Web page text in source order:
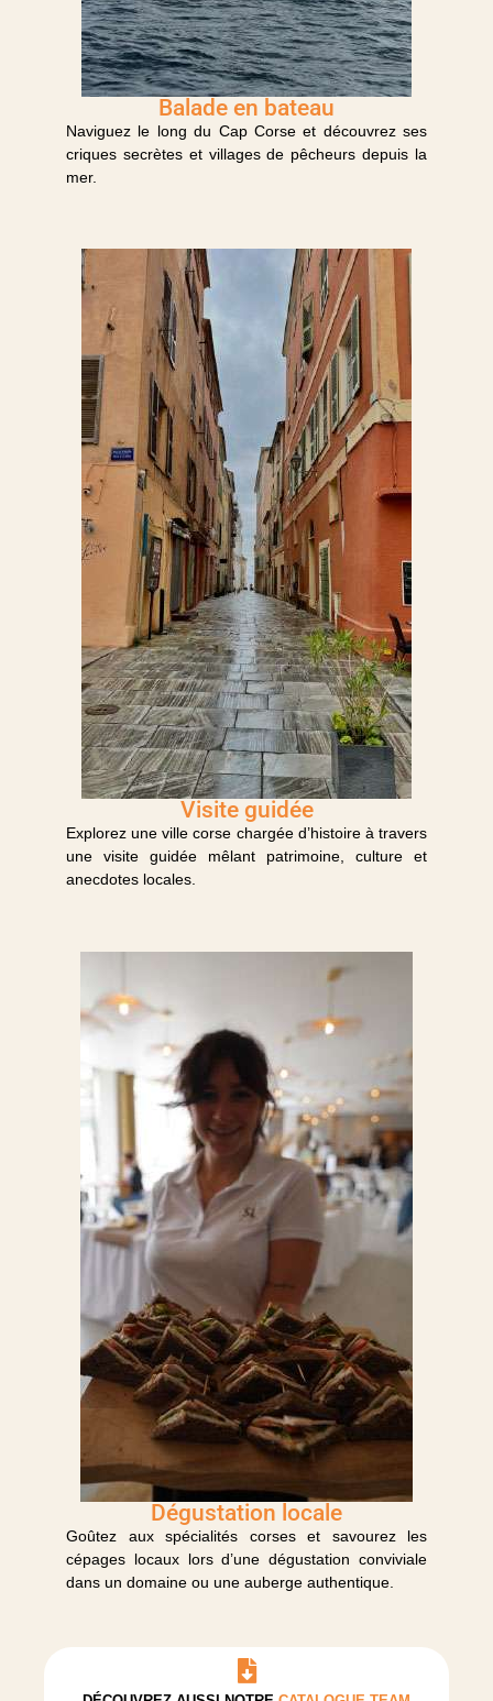
Balade en bateau
Naviguez le long du Cap Corse et découvrez ses
criques secrètes et villages de pêcheurs depuis la
mer.
Visite guidée
Explorez une ville corse chargée d’histoire à travers
une visite guidée mêlant patrimoine, culture et
anecdotes locales.
Dégustation locale
Goûtez aux spécialités corses et savourez les
cépages locaux lors d’une dégustation conviviale
dans un domaine ou une auberge authentique.